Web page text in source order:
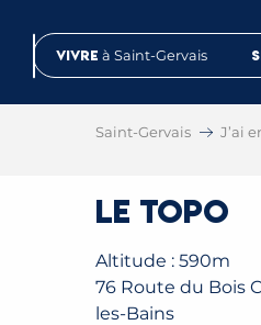
contenuVivre à Saint-Gervais
Saint-Gervais J’ai
Le Topo
Altitude : 590m
76 Route du Bois
les-Bains